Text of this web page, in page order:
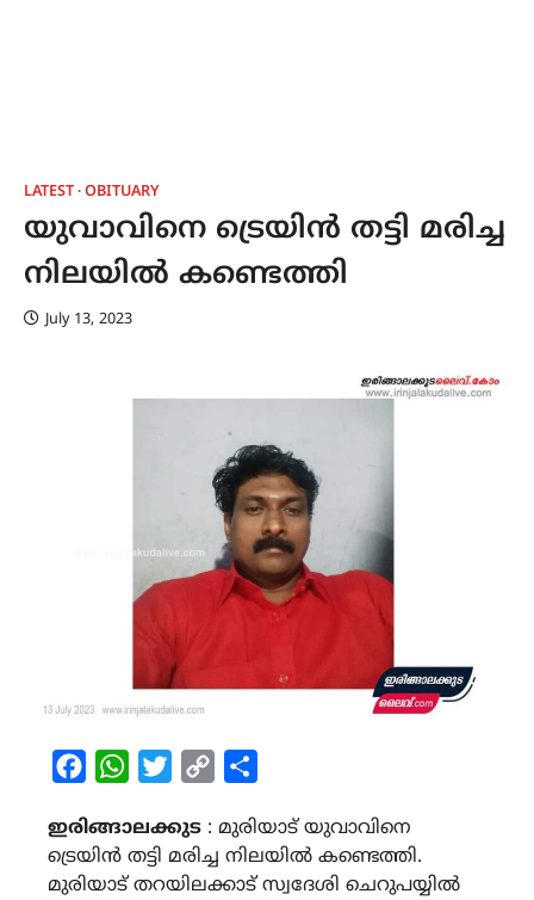
LATEST OBITUARY
യുവാവിനെ ട്രെയിൻ തട്ടി മരിച്ച
നിലയിൽ കണ്ടെത്തി
July 13, 2023
FacebookWhatsAppTwitterCopy
ഇരിങ്ങാലക്കുട : മുരിയാട് യുവാവിനെ
ട്രെയിൻ തട്ടി മരിച്ച നിലയിൽ കണ്ടെത്തി.
മുരിയാട് തറയിലക്കാട് സ്വദേശി ചെറുപയ്യിൽ